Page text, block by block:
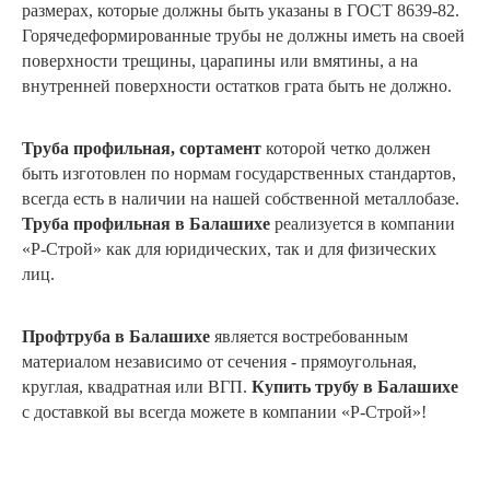
размерах, которые должны быть указаны в ГОСТ 8639-82.
Горячедеформированные трубы не должны иметь на своей
поверхности трещины, царапины или вмятины, а на
внутренней поверхности остатков грата быть не должно.
Труба профильная, сортамент которой четко должен
быть изготовлен по нормам государственных стандартов,
всегда есть в наличии на нашей собственной металлобазе.
Труба профильная в Балашихе реализуется в компании
«Р-Строй» как для юридических, так и для физических
лиц.
Профтруба в Балашихе является востребованным
материалом независимо от сечения - прямоугольная,
круглая, квадратная или ВГП. Купить трубу в Балашихе
с доставкой вы всегда можете в компании «Р-Строй»!